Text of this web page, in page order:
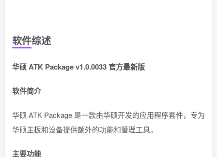
软件综述
华硕 ATK Package v1.0.0033 官方最新版
软件简介
华硕 ATK Package 是一款由华硕开发的应用程序套件，专为
华硕主板和设备提供额外的功能和管理工具。
主要功能